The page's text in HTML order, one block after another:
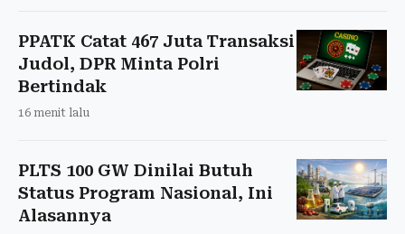
PPATK Catat 467 Juta Transaksi
Judol, DPR Minta Polri
Bertindak
16 menit lalu
PLTS 100 GW Dinilai Butuh
Status Program Nasional, Ini
Alasannya